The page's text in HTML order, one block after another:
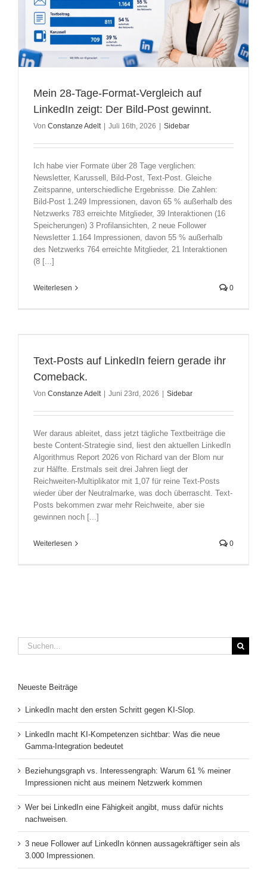
Mein 28-Tage-Format-Vergleich auf
LinkedIn zeigt: Der Bild-Post gewinnt.
Von Constanze Adelt Juli 16th, 2026 Sidebar
Ich habe vier Formate über 28 Tage verglichen:
Newsletter, Karussell, Bild-Post, Text-Post. Gleiche
Zeitspanne, unterschiedliche Ergebnisse. Die Zahlen:
Bild-Post 1.249 Impressionen, davon 65 % außerhalb des
Netzwerks 783 erreichte Mitglieder, 39 Interaktionen (16
Speicherungen) 3 Profilansichten, 2 neue Follower
Newsletter 1.164 Impressionen, davon 55 % außerhalb
des Netzwerks 764 erreichte Mitglieder, 21 Interaktionen
(8 [...]
Weiterlesen 0
Text-Posts auf LinkedIn feiern gerade ihr
Comeback.
Von Constanze Adelt Juni 23rd, 2026 Sidebar
Wer daraus ableitet, dass jetzt tägliche Textbeiträge die
beste Content-Strategie sind, liest den aktuellen LinkedIn
Algorithmus Report 2026 von Richard van der Blom nur
zur Hälfte. Erstmals seit drei Jahren liegt der
Reichweiten-Multiplikator mit 1,07 für reine Text-Posts
wieder über der Neutralmarke, was doch überrascht. Text-
Posts bekommen zwar mehr Reichweite, aber sie
gewinnen noch [...]
Weiterlesen 0
Suche
nach:
Neueste Beiträge
LinkedIn macht den ersten Schritt gegen KI-Slop.
LinkedIn macht KI-Kompetenzen sichtbar: Was die neue
Gamma-Integration bedeutet
Beziehungsgraph vs. Interessengraph: Warum 61 % meiner
Impressionen nicht aus meinem Netzwerk kommen
Wer bei LinkedIn eine Fähigkeit angibt, muss dafür nichts
nachweisen.
3 neue Follower auf LinkedIn können aussagekräftiger sein als
3.000 Impressionen.